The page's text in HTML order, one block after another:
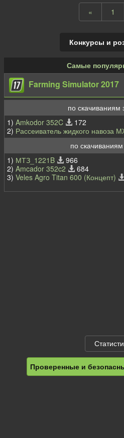
« 1
Конкурсы и
Самые
Farming Simulator 2017
по скачиваниям
1) Amkodor 352C
172
2) Рассеиватель жидкого навоза
по
1) МТЗ_1221B
966
2) Amcador 352c2
684
3) Veles Agro Titan 600 (Концепт)
Проверенные и